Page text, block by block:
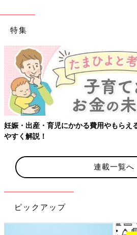
特集
妊娠・出産・育児にかかる費用やもらえ
やすく解説！
連載一覧へ
ピックアップ